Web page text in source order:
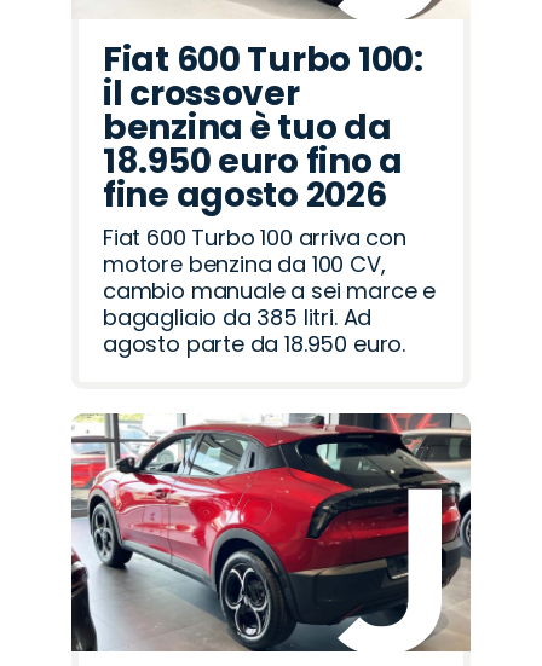
Fiat 600 Turbo 100:
il crossover
benzina è tuo da
18.950 euro fino a
fine agosto 2026
Fiat 600 Turbo 100 arriva con
motore benzina da 100 CV,
cambio manuale a sei marce e
bagagliaio da 385 litri. Ad
agosto parte da 18.950 euro.